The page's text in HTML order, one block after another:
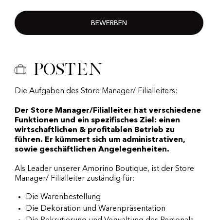
BEWERBEN
Posten
Die Aufgaben des Store Manager/ Filialleiters:
Der Store Manager/Filialleiter hat verschiedene
Funktionen und ein spezifisches Ziel: einen
wirtschaftlichen & profitablen Betrieb zu
führen. Er kümmert sich um administrativen,
sowie geschäftlichen Angelegenheiten.
Als Leader unserer Amorino Boutique, ist der Store
Manager/ Filialleiter zuständig für:
Die Warenbestellung
Die Dekoration und Warenpräsentation